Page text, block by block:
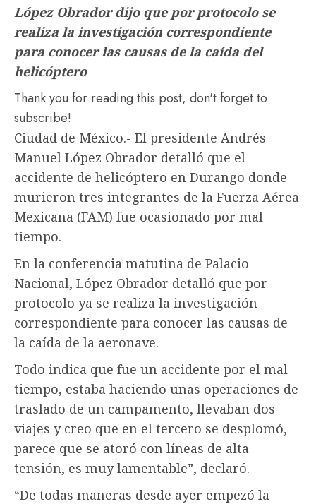
López Obrador dijo que por protocolo se
realiza la investigación correspondiente
para conocer las causas de la caída del
helicóptero
Thank you for reading this post, don't forget to
subscribe!
Ciudad de México.- El presidente Andrés
Manuel López Obrador detalló que el
accidente de helicóptero en Durango donde
murieron tres integrantes de la Fuerza Aérea
Mexicana (FAM) fue ocasionado por mal
tiempo.
En la conferencia matutina de Palacio
Nacional, López Obrador detalló que por
protocolo ya se realiza la investigación
correspondiente para conocer las causas de
la caída de la aeronave.
Todo indica que fue un accidente por el mal
tiempo, estaba haciendo unas operaciones de
traslado de un campamento, llevaban dos
viajes y creo que en el tercero se desplomó,
parece que se atoró con líneas de alta
tensión, es muy lamentable”, declaró.
“De todas maneras desde ayer empezó la